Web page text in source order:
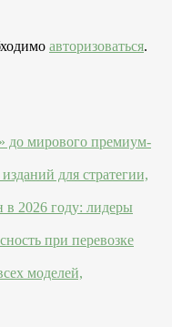
авторизоваться.
до мирового премиум-
для стратегии,
2026 году: лидеры
при перевозке
моделей,